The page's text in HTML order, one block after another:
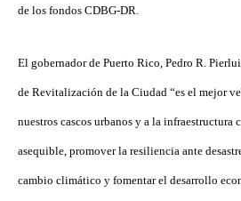
de los fondos CDBG-DR.
El gobernador de Puerto Rico, Pedro R.
de Revitalización de la Ciudad “es el mejor
nuestros cascos urbanos y a la
asequible, promover la resiliencia ante
cambio climático y fomentar el desarrollo